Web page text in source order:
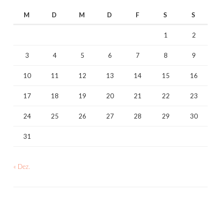
M D M D F S S
1 2
3 4 5 6 7 8 9
10 11 12 13 14 15 16
17 18 19 20 21 22 23
24 25 26 27 28 29 30
31
« Dez.